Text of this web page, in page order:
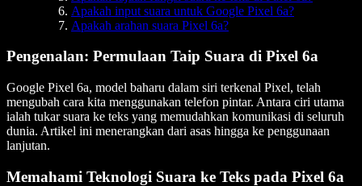
Apakah input suara untuk Google Pixel 6a?
Apakah arahan suara Pixel 6a?
Pengenalan: Permulaan Taip Suara di Pixel 6a
Google Pixel 6a, model baharu dalam siri terkenal Pixel, telah
mengubah cara kita menggunakan telefon pintar. Antara ciri utama
ialah tukar suara ke teks yang memudahkan komunikasi di seluruh
dunia. Artikel ini menerangkan dari asas hingga ke penggunaan
lanjutan.
Memahami Teknologi Suara ke Teks pada Pixel 6a